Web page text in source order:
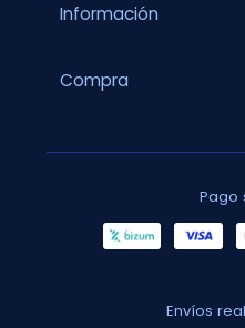
Información
Compra
Pago
Envíos